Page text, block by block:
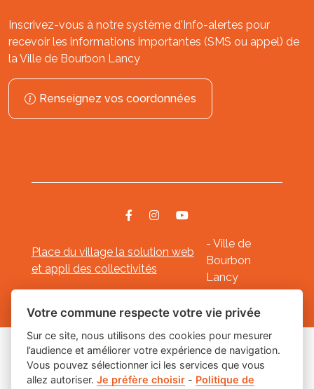
Inscrivez-vous à notre système d'Info-alertes pour
recevoir les informations importantes (SMS ou appel) de
la Ville de Bourbon Lancy
Renseignez vos coordonnées
Place du village la solution web
et appli des collectivités
- Ville de
Bourbon
Lancy
Mentions légales-- Gestion des cookies
Les labels
Votre commune respecte votre vie privée
Sur ce site, nous utilisons des cookies pour mesurer
l’audience et améliorer votre expérience de navigation.
Vous pouvez sélectionner ici les services que vous
allez autoriser.Je préfère choisir - Politique de